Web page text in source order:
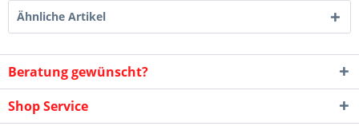
Ähnliche Artikel
Beratung gewünscht?
Shop Service